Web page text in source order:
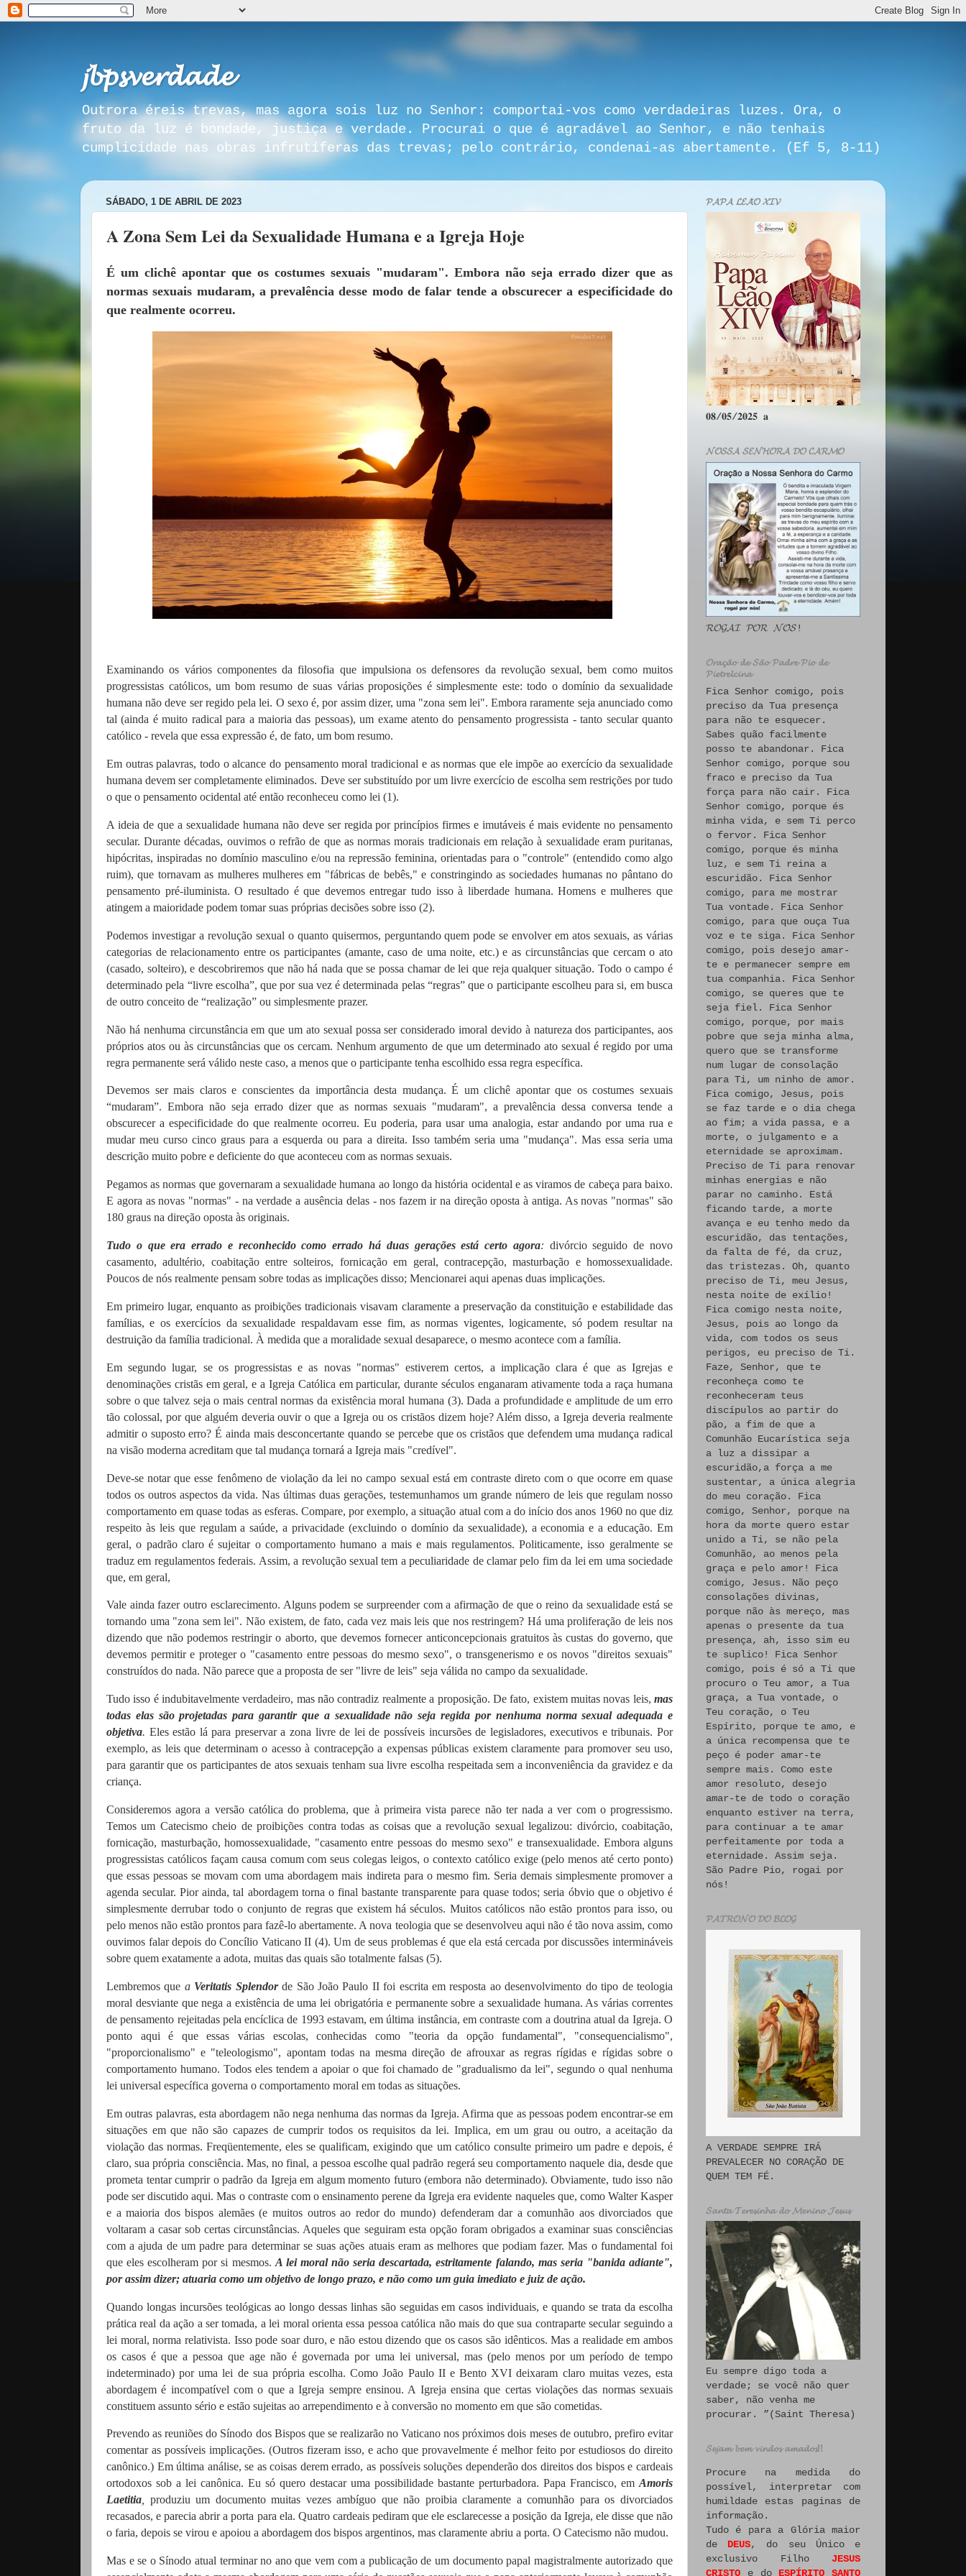
𝓳𝓫𝓹𝓼𝓿𝓮𝓻𝓭𝓪𝓭𝓮
Outrora éreis trevas, mas agora sois luz no Senhor: comportai-vos como verdadeiras luzes. Ora, o
fruto da luz é bondade, justiça e verdade. Procurai o que é agradável ao Senhor, e não tenhais
cumplicidade nas obras infrutíferas das trevas; pelo contrário, condenai-as abertamente. (Ef 5, 8-11)
SÁBADO, 1 DE ABRIL DE 2023
A Zona Sem Lei da Sexualidade Humana e a Igreja Hoje
É um clichê apontar que os costumes sexuais "mudaram". Embora não seja errado dizer que as
normas sexuais mudaram, a prevalência desse modo de falar tende a obscurecer a especificidade do
que realmente ocorreu.
Examinando os vários componentes da filosofia que impulsiona os defensores da revolução sexual, bem como muitos
progressistas católicos, um bom resumo de suas várias proposições é simplesmente este: todo o domínio da sexualidade
humana não deve ser regido pela lei. O sexo é, por assim dizer, uma "zona sem lei".Embora raramente seja anunciado como
tal (ainda é muito radical para a maioria das pessoas), um exame atento do pensamento progressista - tanto secular quanto
católico - revela que essa expressão é, de fato, um bom resumo.
Em outras palavras, todo o alcance do pensamento moral tradicional e as normas que ele impõe ao exercício da sexualidade
humana devem ser completamente eliminados. Deve ser substituído por um livre exercício de escolha sem restrições por tudo
o que o pensamento ocidental até então reconheceu como lei (1).
A ideia de que a sexualidade humana não deve ser regida por princípios firmes e imutáveis ​​é mais evidente no pensamento
secular.Durante décadas, ouvimos o refrão de que as normas morais tradicionais em relação à sexualidade eram puritanas,
hipócritas, inspiradas no domínio masculino e/ou na repressão feminina, orientadas para o "controle" (entendido como algo
ruim), que tornavam as mulheres mulheres em "fábricas de bebês," e constringindo as sociedades humanas no pântano do
pensamento pré-iluminista.O resultado é que devemos entregar tudo isso à liberdade humana.Homens e mulheres que
atingem a maioridade podem tomar suas próprias decisões sobre isso (2).
Podemos investigar a revolução sexual o quanto quisermos, perguntando quem pode se envolver em atos sexuais, as várias
categorias de relacionamento entre os participantes (amante, caso de uma noite, etc.) e as circunstâncias que cercam o ato
(casado, solteiro), e descobriremos que não há nada que se possa chamar de lei que reja qualquer situação. Todo o campo é
determinado pela “livre escolha”, que por sua vez é determinada pelas “regras” que o participante escolheu para si, em busca
de outro conceito de “realização” ou simplesmente prazer.
Não há nenhuma circunstância em que um ato sexual possa ser considerado imoral devido à natureza dos participantes, aos
próprios atos ou às circunstâncias que os cercam.Nenhum argumento de que um determinado ato sexual é regido por uma
regra permanente será válido neste caso, a menos que o participante tenha escolhido essa regra específica.
Devemos ser mais claros e conscientes da importância desta mudança.É um clichê apontar que os costumes sexuais
“mudaram”. Embora não seja errado dizer que as normas sexuais "mudaram", a prevalência dessa conversa tende a
obscurecer a especificidade do que realmente ocorreu. Eu poderia, para usar uma analogia, estar andando por uma rua e
mudar meu curso cinco graus para a esquerda ou para a direita. Isso também seria uma "mudança". Mas essa seria uma
descrição muito pobre e deficiente do que aconteceu com as normas sexuais.
Pegamos as normas que governaram a sexualidade humana ao longo da história ocidental e as viramos de cabeça para baixo.
E agora as novas "normas" - na verdade a ausência delas - nos fazem ir na direção oposta à antiga. As novas "normas" são
180 graus na direção oposta às originais.
Tudo o que era errado e reconhecido como errado há duas gerações está certo agora: divórcioseguido de novo
casamento, adultério, coabitação entre solteiros, fornicação em geral, contracepção, masturbação e homossexualidade.
Poucos de nós realmente pensam sobre todas as implicações disso; Mencionarei aqui apenas duas implicações.
Em primeiro lugar, enquanto as proibições tradicionais visavam claramente a preservação da constituição e estabilidade das
famílias, e os exercícios da sexualidade respaldavam esse fim, as normas vigentes, logicamente, só podem resultar na
destruição da família tradicional. À medida que a moralidade sexual desaparece, o mesmo acontece com a família.
Em segundo lugar, se os progressistas e as novas "normas" estiverem certos, a implicação clara é que as Igrejas e
denominações cristãs em geral, e a Igreja Católica em particular, durante séculos enganaram ativamente toda a raça humana
sobre o que talvez seja o mais central normas da existência moral humana (3).Dada a profundidade e amplitude de um erro
tão colossal, por que alguém deveria ouvir o que a Igreja ou os cristãos dizem hoje? Além disso, a Igreja deveria realmente
admitir o suposto erro?É ainda mais desconcertante quando se percebe que os cristãos que defendem uma mudança radical
na visão moderna acreditam que tal mudança tornará a Igreja mais "credível".
Deve-se notar que esse fenômeno de violação da lei no campo sexual está em contraste direto com o que ocorre em quase
todos os outros aspectos da vida. Nas últimas duas gerações, testemunhamos um grande número de leis que regulam nosso
comportamento em quase todas as esferas. Compare, por exemplo, a situação atual com a do início dos anos 1960 no que diz
respeito às leis que regulam a saúde, a privacidade (excluindo o domínio da sexualidade), a economia e a educação. Em
geral, o padrão claro é sujeitar o comportamento humano a mais e mais regulamentos.Politicamente, isso geralmente se
traduz em regulamentos federais. Assim, a revolução sexual tem a peculiaridade de clamar pelo fim da lei em uma sociedade
que, em geral,
Vale ainda fazer outro esclarecimento. Alguns podem se surpreender com a afirmação de que o reino da sexualidade está se
tornando uma "zona sem lei".Não existem, de fato, cada vez mais leis que nos restringem? Há uma proliferação de leis nos
dizendo que não podemos restringir o aborto, que devemos fornecer anticoncepcionais gratuitos às custas do governo, que
devemos permitir e proteger o "casamento entre pessoas do mesmo sexo", o transgenerismo e os novos "direitos sexuais"
construídos do nada. Não parece que a proposta de ser "livre de leis" seja válida no campo da sexualidade.
Tudo isso é indubitavelmente verdadeiro, mas não contradiz realmente a proposição. De fato, existem muitas novas leis,mas
todas elas são projetadas para garantir que a sexualidade não seja regida por nenhuma norma sexual adequada e
objetiva. Eles estão lá para preservar a zona livre de lei de possíveis incursões de legisladores, executivos e tribunais.Por
exemplo, as leis que determinam o acesso à contracepção a expensas públicas existem claramente para promover seu uso,
para garantir que os participantes de atos sexuais tenham sua livre escolha respeitada sem a inconveniência da gravidez e da
criança.
Consideremos agora a versão católica do problema, que à primeira vista parece não ter nada a ver com o progressismo.
Temos um Catecismo cheio de proibições contra todas as coisas que a revolução sexual legalizou: divórcio, coabitação,
fornicação, masturbação, homossexualidade, "casamento entre pessoas do mesmo sexo" e transexualidade. Embora alguns
progressistas católicos façam causa comum com seus colegas leigos, o contexto católico exige (pelo menos até certo ponto)
que essas pessoas se movam com uma abordagem mais indireta para o mesmo fim. Seria demais simplesmente promover a
agenda secular.Pior ainda, tal abordagem torna o final bastante transparente para quase todos;seria óbvio que o objetivo é
simplesmente derrubar todo o conjunto de regras que existem há séculos. Muitos católicos não estão prontos para isso, ou
pelo menos não estão prontos para fazê-lo abertamente. A nova teologia que se desenvolveu aqui não é tão nova assim, como
ouvimos falar depois do Concílio Vaticano II (4).Um de seus problemas é que ela está cercada por discussões intermináveis ​​
sobre quem exatamente a adota, muitas das quais são totalmente falsas (5).
Lembremos que a Veritatis Splendorde São João Paulo II foi escrita em resposta ao desenvolvimento do tipo de teologia
moral desviante que nega a existência de uma lei obrigatória e permanente sobre a sexualidade humana. As várias correntes
de pensamento rejeitadas pela encíclica de 1993 estavam, em última instância, em contraste com a doutrina atual da Igreja. O
ponto aqui é que essas várias escolas, conhecidas como "teoria da opção fundamental", "consequencialismo",
"proporcionalismo" e "teleologismo", apontam todas na mesma direção de afrouxar as regras rígidas e rígidas sobre o
comportamento humano. Todos eles tendem a apoiar o que foi chamado de "gradualismo da lei", segundo o qual nenhuma
lei universal específica governa o comportamento moral em todas as situações.
Em outras palavras, esta abordagem não nega nenhuma das normas da Igreja. Afirma que as pessoas podem encontrar-se em
situações em que não são capazes de cumprir todos os requisitos da lei.Implica, em um grau ou outro, a aceitação da
violação das normas.Freqüentemente, eles se qualificam, exigindo que um católico consulte primeiro um padre e depois, é
claro, sua própria consciência. Mas, no final, a pessoa escolhe qual padrão regerá seu comportamento naquele dia, desde que
prometa tentar cumprir o padrão da Igreja em algum momento futuro (embora não determinado).Obviamente, tudo isso não
pode ser discutido aqui.Mas o contraste com o ensinamento perene da Igreja era evidente naqueles que, como Walter Kasper
e a maioria dos bispos alemães (e muitos outros ao redor do mundo) defenderam dar a comunhão aos divorciados que
voltaram a casar sob certas circunstâncias. Aqueles que seguiram esta opção foram obrigados a examinar suas consciências
com a ajuda de um padre para determinar se suas ações atuais eram as melhores que podiam fazer.Mas o fundamental foi
que eles escolheram por si mesmos. A lei moral não seria descartada, estritamente falando, mas seria "banida adiante",
por assim dizer; atuaria como um objetivo de longo prazo, e não como um guia imediato e juiz de ação.
Quando longas incursões teológicas ao longo dessas linhas são seguidas em casos individuais, e quando se trata da escolha
prática real da ação a ser tomada, a lei moral orienta essa pessoa católica não mais do que sua contraparte secular seguindo a
lei moral, norma relativista. Isso pode soar duro, e não estou dizendo que os casos são idênticos.Mas a realidade em ambos
os casos é que a pessoa que age não é governada por uma lei universal, mas (pelo menos por um período de tempo
indeterminado) por uma lei de sua própria escolha.Como João Paulo II e Bento XVI deixaram claro muitas vezes, esta
abordagem é incompatível com o que a Igreja sempre ensinou. A Igreja ensina que certas violações das normas sexuais
constituem assunto sério e estão sujeitas ao arrependimento e à conversão no momento em que são cometidas.
Prevendo as reuniões do Sínodo dos Bispos que se realizarão no Vaticano nos próximos dois meses de outubro, prefiro evitar
comentar as possíveis implicações. (Outros fizeram isso, e acho que provavelmente é melhor feito por estudiosos do direito
canônico.) Em última análise, se as coisas derem errado, as possíveis soluções dependerão dos direitos dos bispos e cardeais
ortodoxos sob a lei canônica. Eu só quero destacar uma possibilidade bastante perturbadora. Papa Francisco, em Amoris
Laetitia
produziu um documento muitas vezes ambíguo que não proibia claramente a comunhão para os divorciados
recasados, e parecia abrir a porta para ela. Quatro cardeais pediram que ele esclarecesse a posição da Igreja, ele disse que não
o faria, depois se virou e apoiou a abordagem dos bispos argentinos, mas claramente abriu a porta. O Catecismo não mudou.
Mas e se o Sínodo atual terminar no ano que vem com a publicação de um documento papal magistralmente autorizado que
𝓟𝓐𝓟𝓐 𝓛𝓔𝓐̃𝓞 𝓧𝓘𝓥
𝟎𝟖/𝟎𝟓/𝟐𝟎𝟐𝟓 𝐚
𝓝𝓞𝓢𝓢𝓐 𝓢𝓔𝓝𝓗𝓞𝓡𝓐 𝓓𝓞 𝓒𝓐𝓡𝓜𝓞
𝓡𝓞𝓖𝓐𝓘 𝓟𝓞𝓡 𝓝𝓞́𝓢!
𝓞𝓻𝓪𝓬̧𝓪̃𝓸 𝓭𝓮 𝓢𝓪̃𝓸 𝓟𝓪𝓭𝓻𝓮 𝓟𝓲𝓸 𝓭𝓮
𝓟𝓲𝓮𝓽𝓻𝓮𝓵𝓬𝓲𝓷𝓪
Fica Senhor comigo, pois
preciso da Tua presença
para não te esquecer.
Sabes quão facilmente
posso te abandonar. Fica
Senhor comigo, porque sou
fraco e preciso da Tua
força para não cair. Fica
Senhor comigo, porque és
minha vida, e sem Ti perco
o fervor. Fica Senhor
comigo, porque és minha
luz, e sem Ti reina a
escuridão. Fica Senhor
comigo, para me mostrar
Tua vontade. Fica Senhor
comigo, para que ouça Tua
voz e te siga. Fica Senhor
comigo, pois desejo amar-
te e permanecer sempre em
tua companhia. Fica Senhor
comigo, se queres que te
seja fiel. Fica Senhor
comigo, porque, por mais
pobre que seja minha alma,
quero que se transforme
num lugar de consolação
para Ti, um ninho de amor.
Fica comigo, Jesus, pois
se faz tarde e o dia chega
ao fim; a vida passa, e a
morte, o julgamento e a
eternidade se aproximam.
Preciso de Ti para renovar
minhas energias e não
parar no caminho. Está
ficando tarde, a morte
avança e eu tenho medo da
escuridão, das tentações,
da falta de fé, da cruz,
das tristezas. Oh, quanto
preciso de Ti, meu Jesus,
nesta noite de exílio!
Fica comigo nesta noite,
Jesus, pois ao longo da
vida, com todos os seus
perigos, eu preciso de Ti.
Faze, Senhor, que te
reconheça como te
reconheceram teus
discípulos ao partir do
pão, a fim de que a
Comunhão Eucarística seja
a luz a dissipar a
escuridão,a força a me
sustentar, a única alegria
do meu coração. Fica
comigo, Senhor, porque na
hora da morte quero estar
unido a Ti, se não pela
Comunhão, ao menos pela
graça e pelo amor! Fica
comigo, Jesus. Não peço
consolações divinas,
porque não às mereço, mas
apenas o presente da tua
presença, ah, isso sim eu
te suplico! Fica Senhor
comigo, pois é só a Ti que
procuro o Teu amor, a Tua
graça, a Tua vontade, o
Teu coração, o Teu
Espírito, porque te amo, e
a única recompensa que te
peço é poder amar-te
sempre mais. Como este
amor resoluto, desejo
amar-te de todo o coração
enquanto estiver na terra,
para continuar a te amar
perfeitamente por toda a
eternidade. Assim seja.
São Padre Pio, rogai por
nós!
𝓟𝓐𝓣𝓡𝓞𝓝𝓞 𝓓𝓞 𝓑𝓛𝓞𝓖
A VERDADE SEMPRE IRÁ
PREVALECER NO CORAÇÃO DE
QUEM TEM FÉ.
𝓢𝓪𝓷𝓽𝓪 𝓣𝓮𝓻𝓮𝓼𝓲𝓷𝓱𝓪 𝓭𝓸 𝓜𝓮𝓷𝓲𝓷𝓸 𝓙𝓮𝓼𝓾𝓼
Eu sempre digo toda a
verdade; se você não quer
saber, não venha me
procurar. ”(Saint Theresa)
𝓢𝓮𝓳𝓪𝓶 𝓫𝓮𝓶 𝓿𝓲𝓷𝓭𝓸𝓼 𝓪𝓶𝓪𝓭𝓸𝓼!!
Procure na medida do
possível, interpretar com
humildade estas paginas de
informação.
Tudo é para a Glória maior
de DEUS, do seu Único e
exclusivo Filho JESUS
CRISTO e do ESPÍRITO SANTO